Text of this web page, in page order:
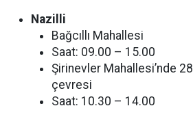
Nazilli
Bağcıllı Mahallesi
Saat: 09.00 – 15.00
Şirinevler Mahallesi’nde
çevresi
Saat: 10.30 – 14.00